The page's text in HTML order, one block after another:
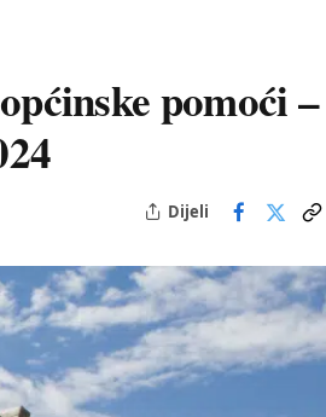
pomoći –
Dijeli